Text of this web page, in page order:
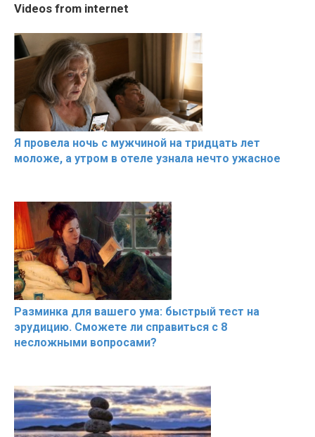
Cosy January Vlog
Beautiful Moments from
Videos from internet
Я провела ночь с мужчиной на тридцать лет
моложе, а утром в отеле узнала нечто ужасное
Разминка для вашего ума: быстрый тест на
эрудицию. Сможете ли справиться с 8
несложными вопросами?